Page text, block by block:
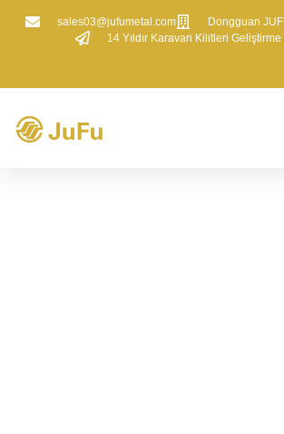
sales03@jufumetal.com
​Dongguan
​14 Yıldır Karavan Kilitleri Geliştirme